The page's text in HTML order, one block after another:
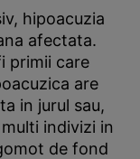
hipoacuzia
afectata.
primii care
are
in jurul sau,
indivizi in
de fond